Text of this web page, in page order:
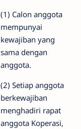
(1) Calon anggota
mempunyai
kewajiban yang
sama dengan
anggota.
(2) Setiap anggota
berkewajiban
menghadiri rapat
anggota Koperasi,